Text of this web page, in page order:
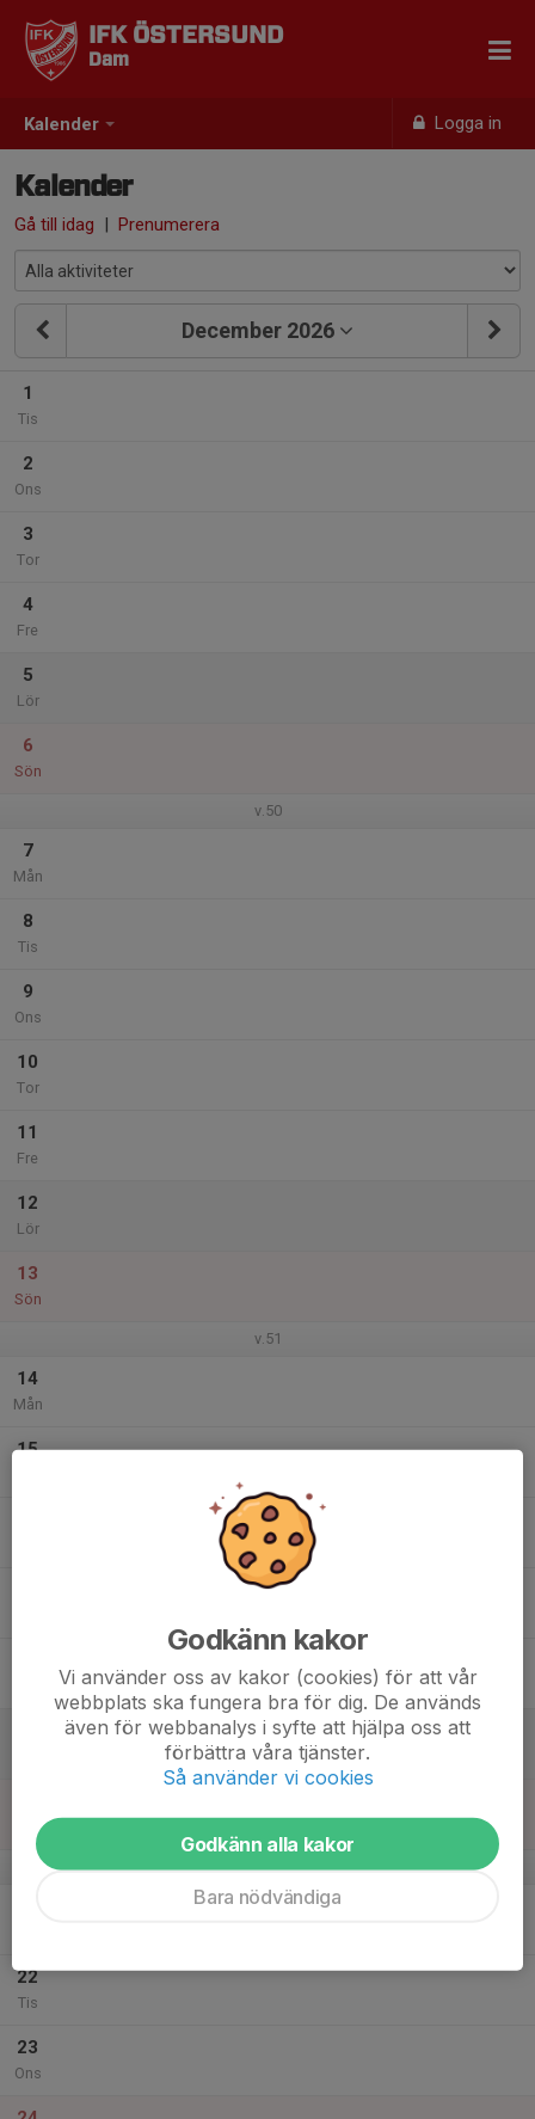
Kalender Logga in
IFK ÖSTERSUND
Dam
Kalender
Gå till idag | Prenumerera
December 2026
1
Tis
2
Ons
3
Tor
4
Fre
5
Lör
6
Sön
v.50
7
Mån
8
Tis
9
Ons
10
Tor
11
Fre
12
Lör
13
Sön
v.51
14
Mån
15
Sön
v.52
22
Tis
23
Ons
Godkänn kakor
Vi använder oss av kakor (cookies) för att vår
webbplats ska fungera bra för dig. De används
även för webbanalys i syfte att hjälpa oss att
förbättra våra tjänster.
Så använder vi cookies
Godkänn alla kakor
Bara nödvändiga